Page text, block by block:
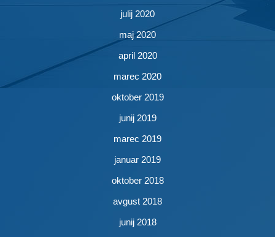
julij 2020
maj 2020
april 2020
marec 2020
oktober 2019
junij 2019
marec 2019
januar 2019
oktober 2018
avgust 2018
junij 2018